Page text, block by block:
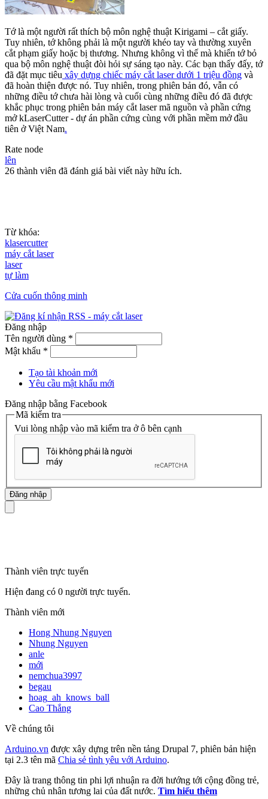
Tớ là một người rất thích bộ môn nghệ thuật Kirigami – cắt giấy.
Tuy nhiên, tớ không phải là một người khéo tay và thường xuyên
cắt phạm giấy hoặc bị thương. Nhưng không vì thế mà khiến tớ bỏ
qua bộ môn nghệ thuật đòi hỏi sự sáng tạo này. Các bạn thấy đấy, tớ
đã đặt mục tiêu xây dựng chiếc máy cắt laser dưới 1 triệu đồng và
đã hoàn thiện được nó. Tuy nhiên, trong phiên bản đó, vẫn có
những điều tớ chưa hài lòng và cuối cùng những điều đó đã được
khắc phục trong phiên bản máy cắt laser mã nguồn và phần cứng
mở kLaserCutter - dự án phần cứng cùng với phần mềm mở đầu
tiên ở Việt Nam.
Rate node
lên
26 thành viên đã đánh giá bài viết này hữu ích.
Từ khóa:
klasercutter
máy cắt laser
laser
tự làm
Cửa cuốn thông minh
Đăng nhập
Tên người dùng *
Mật khẩu *
Tạo tài khoản mới
Yêu cầu mật khẩu mới
Đăng nhập bằng Facebook
Mã kiểm tra
Vui lòng nhập vào mã kiểm tra ở ô bên cạnh
Thành viên trực tuyến
Hiện đang có 0 người trực tuyến.
Thành viên mới
Hong Nhung Nguyen
Nhung Nguyen
anle
mới
nemchua3997
begau
hoag_ah_knows_ball
Cao Thắng
Về chúng tôi
Arduino.vn được xây dựng trên nền tảng Drupal 7, phiên bản hiện
tại 2.3 tên mã Chia sẻ tình yêu với Arduino.
Đây là trang thông tin phi lợi nhuận ra đời hướng tới cộng đồng trẻ,
những chủ nhân tương lai của đất nước. Tìm hiểu thêm